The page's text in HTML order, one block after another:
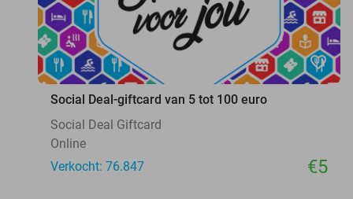
favorite_border
Social Deal-giftcard van 5 tot 100 euro
Social Deal Giftcard
Online
Verkocht: 76.847
€5